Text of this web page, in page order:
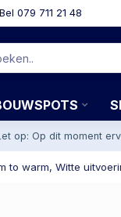
079 711 21 48
op: Op dit moment
to warm, Witte